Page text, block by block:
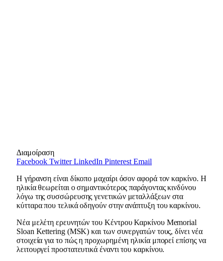
Διαμοίραση
Facebook Twitter LinkedIn Pinterest Email
Η γήρανση είναι δίκοπο μαχαίρι όσον αφορά τον καρκίνο. Η
ηλικία θεωρείται ο σημαντικότερος παράγοντας κινδύνου
λόγω της συσσώρευσης γενετικών μεταλλάξεων στα
κύτταρα που τελικά οδηγούν στην ανάπτυξη του καρκίνου.
Νέα μελέτη ερευνητών του Κέντρου Καρκίνου Memorial
Sloan Kettering (MSK) και των συνεργατών τους, δίνει νέα
στοιχεία για το πώς η προχωρημένη ηλικία μπορεί επίσης να
λειτουργεί προστατευτικά έναντι του καρκίνου.